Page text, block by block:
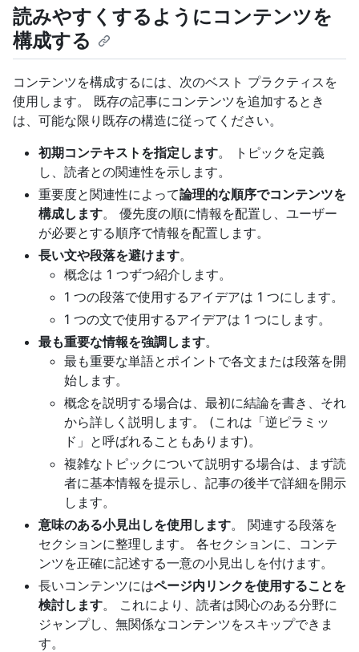
読みやすくするようにコンテンツを
構成する
コンテンツを構成するには、次のベスト プラクティスを
使用します。 既存の記事にコンテンツを追加するとき
は、可能な限り既存の構造に従ってください。
初期コンテキストを指定します。 トピックを定義
し、読者との関連性を示します。
重要度と関連性によって論理的な順序でコンテンツを
構成します。 優先度の順に情報を配置し、ユーザー
が必要とする順序で情報を配置します。
長い文や段落を避けます。
概念は 1 つずつ紹介します。
1 つの段落で使用するアイデアは 1 つにします。
1 つの文で使用するアイデアは 1 つにします。
最も重要な情報を強調します。
最も重要な単語とポイントで各文または段落を開
始します。
概念を説明する場合は、最初に結論を書き、それ
から詳しく説明します。 (これは「逆ピラミッ
ド」と呼ばれることもあります)。
複雑なトピックについて説明する場合は、まず読
者に基本情報を提示し、記事の後半で詳細を開示
します。
意味のある小見出しを使用します。 関連する段落を
セクションに整理します。 各セクションに、コンテ
ンツを正確に記述する一意の小見出しを付けます。
長いコンテンツにはページ内リンクを使用することを
検討します。 これにより、読者は関心のある分野に
ジャンプし、無関係なコンテンツをスキップできま
す。